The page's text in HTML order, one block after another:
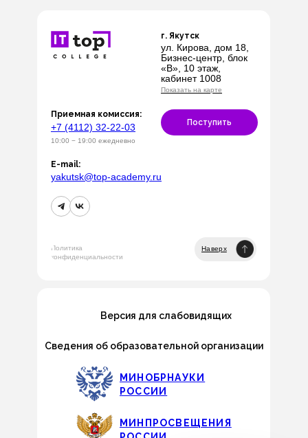
Наверх
Политика
конфиденциальности
10:00 − 19:00 ежедневно
г. Якутск
yakutsk@top-academy.ru
E-mail:
Приемная комиссия:
ул. Кирова, дом 18,
Бизнес-центр, блок
«В», 10 этаж,
кабинет 1008
Показать на карте
Поступить
+7 (4112) 32-22-03
Версия для слабовидящих
Сведения об образовательной организации
МИНПРОСВЕЩЕНИЯ
МИНОБРНАУКИ
РОССИИ